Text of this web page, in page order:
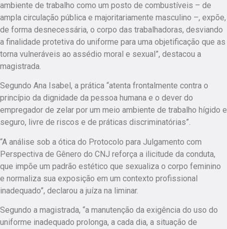
ambiente de trabalho como um posto de combustíveis – de
ampla circulação pública e majoritariamente masculino –, expõe,
de forma desnecessária, o corpo das trabalhadoras, desviando
a finalidade protetiva do uniforme para uma objetificação que as
torna vulneráveis ao assédio moral e sexual”, destacou a
magistrada.
Segundo Ana Isabel, a prática “atenta frontalmente contra o
princípio da dignidade da pessoa humana e o dever do
empregador de zelar por um meio ambiente de trabalho hígido e
seguro, livre de riscos e de práticas discriminatórias”.
“A análise sob a ótica do Protocolo para Julgamento com
Perspectiva de Gênero do CNJ reforça a ilicitude da conduta,
que impõe um padrão estético que sexualiza o corpo feminino
e normaliza sua exposição em um contexto profissional
inadequado”, declarou a juíza na liminar.
Segundo a magistrada, “a manutenção da exigência do uso do
uniforme inadequado prolonga, a cada dia, a situação de